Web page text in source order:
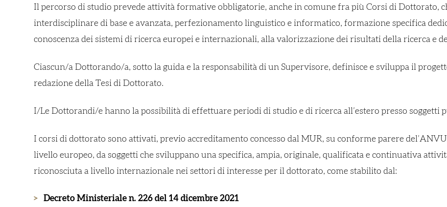
Il percorso di studio prevede attività formative obbligatorie, anche in comune fra più Corsi di Dottorato,
interdisciplinare di base e avanzata, perfezionamento linguistico e informatico, formazione specifica
conoscenza dei sistemi di ricerca europei e internazionali, alla valorizzazione dei risultati della ricerca e
Ciascun/a Dottorando/a, sotto la guida e la responsabilità di un Supervisore, definisce e sviluppa il
redazione della Tesi di Dottorato.
I/Le Dottorandi/e hanno la possibilità di effettuare periodi di studio e di ricerca all’estero presso soggetti
I corsi di dottorato sono attivati, previo accreditamento concesso dal MUR, su conforme parere
livello europeo, da soggetti che sviluppano una specifica, ampia, originale, qualificata e continuativa
riconosciuta a livello internazionale nei settori di interesse per il dottorato, come stabilito dal:
Decreto Ministeriale n. 226 del 14 dicembre 2021